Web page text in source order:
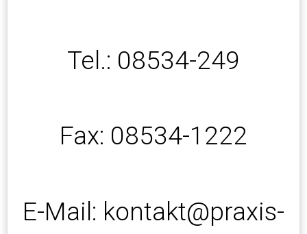
Tel.: 08534-249
Fax: 08534-1222
E-Mail: kontakt@praxis-